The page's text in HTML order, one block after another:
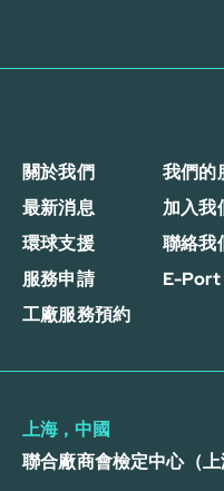
關於我們
我們的
最新消息
加入我
環球支援
聯絡我
服務申請
E-Port
工廠服務預約
上海，中國
聯合廠商會檢定中心（